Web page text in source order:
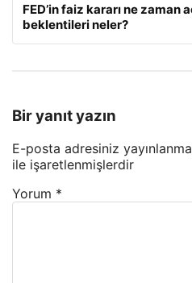
FED’in faiz kararı ne zaman
beklentileri neler?
Bir yanıt yazın
E-posta adresiniz
ile işaretlenmişlerdir
Yorum *